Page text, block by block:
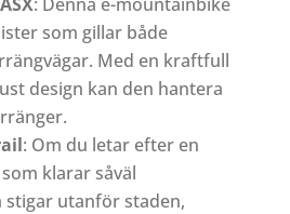
som gillar både
Med en kraftfull
design kan den hantera
: Om du letar efter en
klarar såväl
utanför staden,